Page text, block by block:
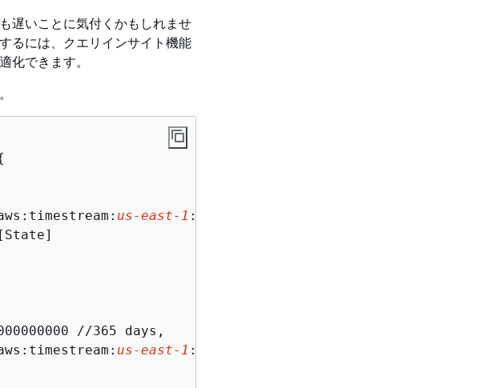
遅いことに気付くかもしれませ
るには、クエリインサイト機能
化できます。
us-east-1 :
//365 days,
us-east-1 :